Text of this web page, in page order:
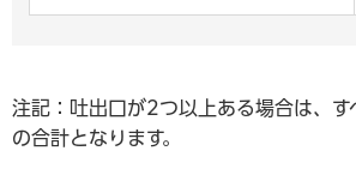
注記：吐出口が2つ以上ある場合は、す
の合計となります。